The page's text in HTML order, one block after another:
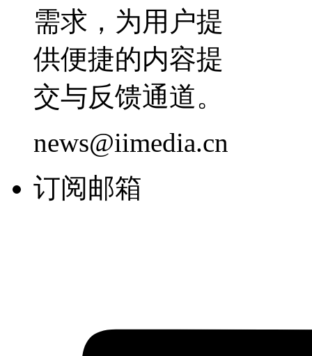
需求，为用户提
供便捷的内容提
交与反馈通道。
news@iimedia.cn
订阅邮箱